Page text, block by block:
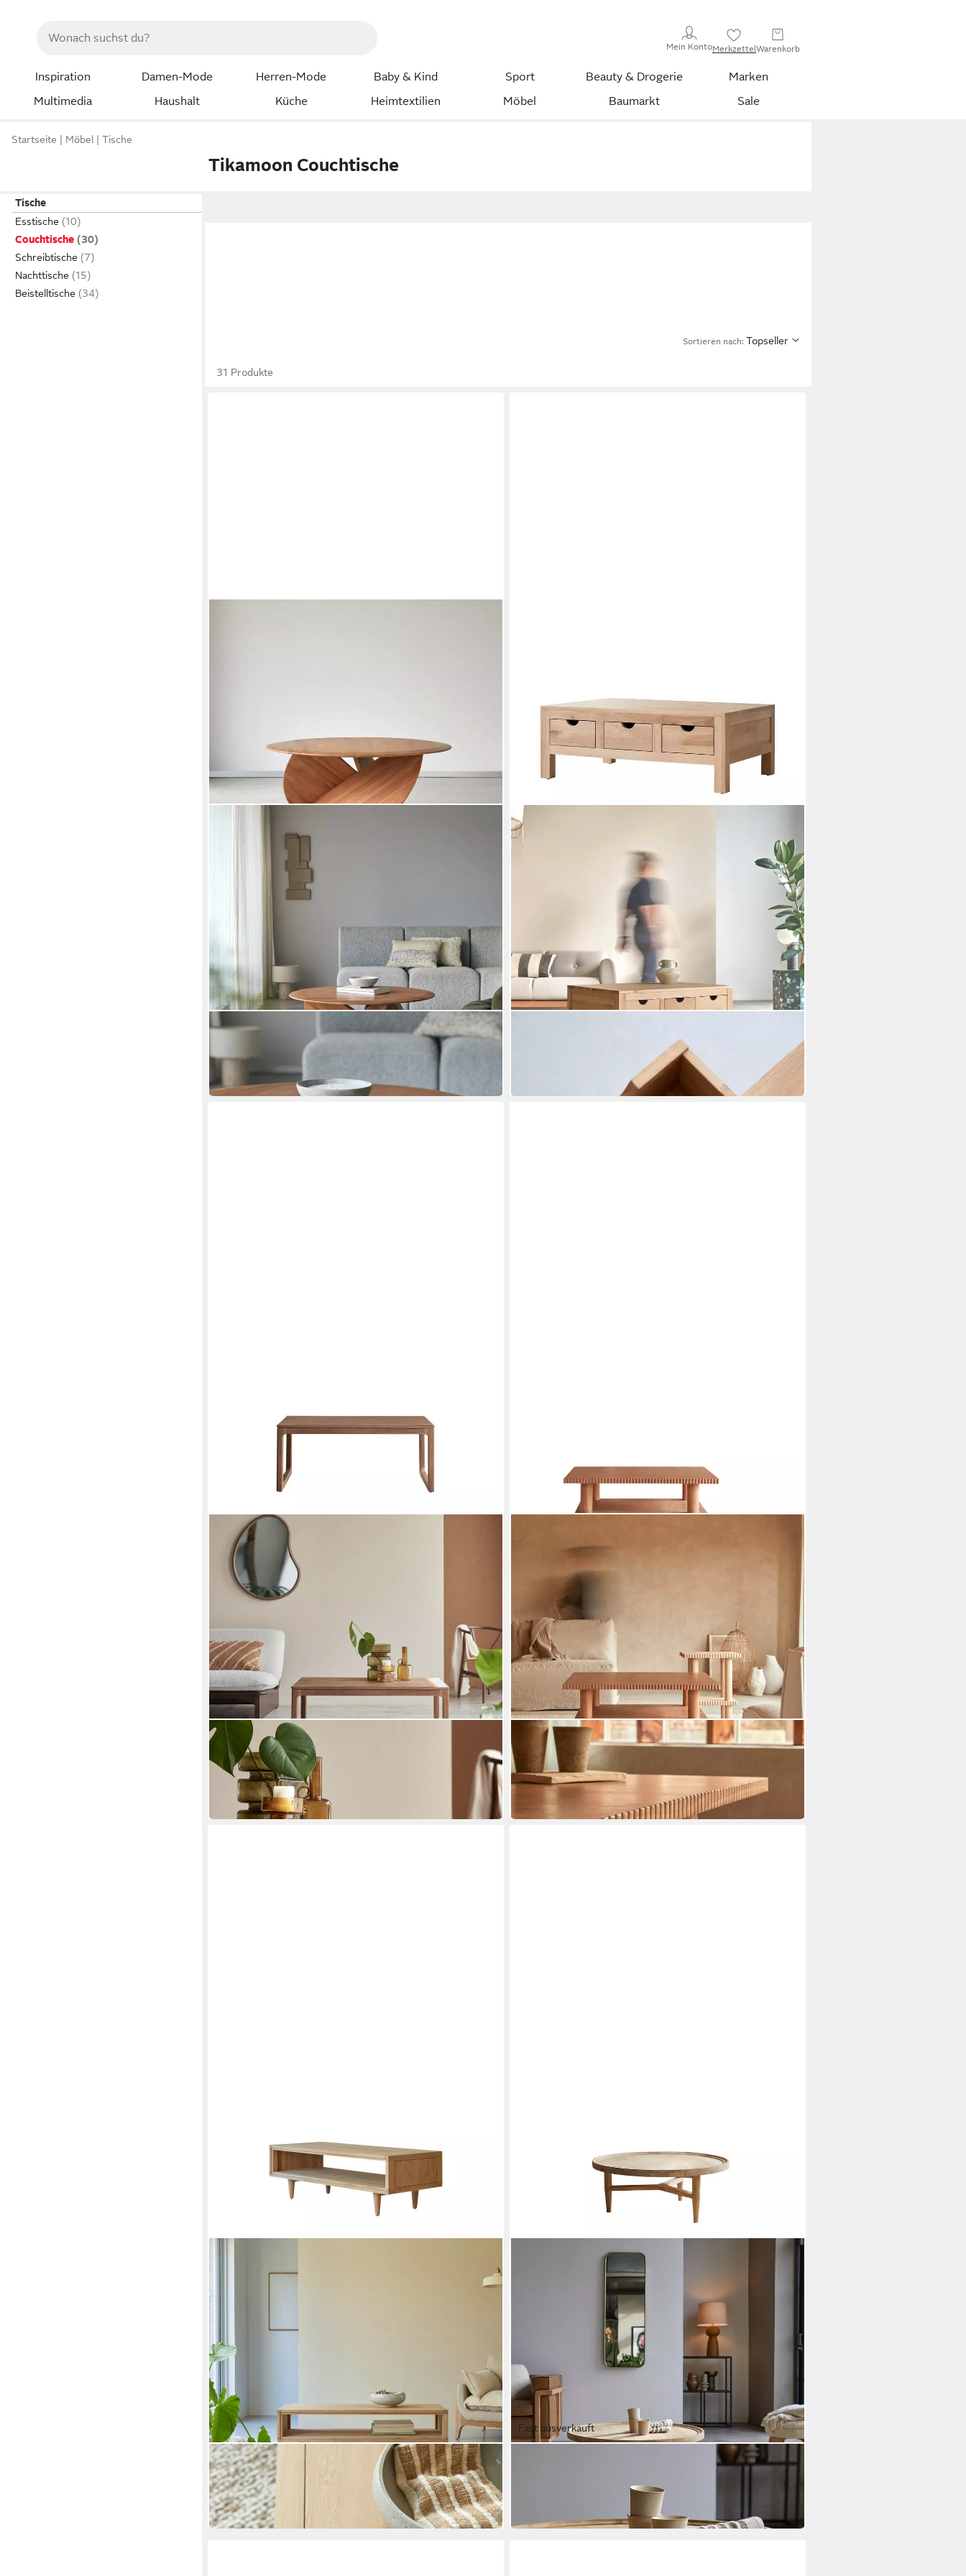
Mein KontoMerkzettelWarenkorb
Inspiration Damen-Mode Herren-Mode Baby & Kind Sport Beauty & Drogerie
Marken
Multimedia
Haushalt Küche Heimtextilien Möbel Baumarkt Sale
Startseite Möbel Tische
Tikamoon Couchtische
Tische
Esstische
Couchtische
Schreibtische
Nachttische
Beistelltische
Sortieren nach: Topseller
31 Produkte
TIKAMOON
Couchtisch Couchtisch Gonzague aus Teakholz, 96,5
97 x 42 x 97 cm
B/H/T
in 8-10 Werktagen bei dir
Couchtisch Couchtisch OIiver aus massivem Eichenholz
TIKAMOON
Couchtisch Couchtisch Arto aus massivem Nussbaumholz
100 x 56 cm
56 x 42 x 56 cm B/H/T
643,90 €
in 8-10 Werktagen bei dir
TIKAMOON
Couchtisch Couchtisch Mollie aus Mindiholz 100 x 100
100 x 42 x 100 cm B/H/T
863,90 €
in 8-10 Werktagen bei dir
TIKAMOON
Couchtisch Couchtisch aus Eichenholz 120 × 50 Jonàk
50 x 38 x 50 cm
523,90 €
in 8-10 Werktagen bei dir
Fast ausverkauft